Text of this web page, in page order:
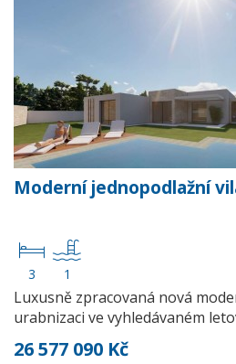
Moderní jednopodlažní
3 1
Luxusně zpracovaná nová
urabnizaci ve vyhledávaném
26 577 090 Kč